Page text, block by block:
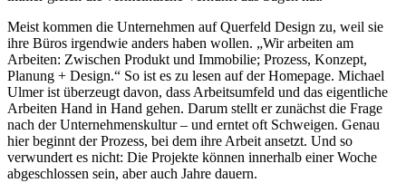
Meist kommen die Unternehmen auf Querfeld Design zu, weil sie
ihre Büros irgendwie anders haben wollen. „Wir arbeiten am
Arbeiten: Zwischen Produkt und Immobilie; Prozess, Konzept,
Planung + Design.“ So ist es zu lesen auf der Homepage. Michael
Ulmer ist überzeugt davon, dass Arbeitsumfeld und das eigentliche
Arbeiten Hand in Hand gehen. Darum stellt er zunächst die Frage
nach der Unternehmenskultur – und erntet oft Schweigen. Genau
hier beginnt der Prozess, bei dem ihre Arbeit ansetzt. Und so
verwundert es nicht: Die Projekte können innerhalb einer Woche
abgeschlossen sein, aber auch Jahre dauern.